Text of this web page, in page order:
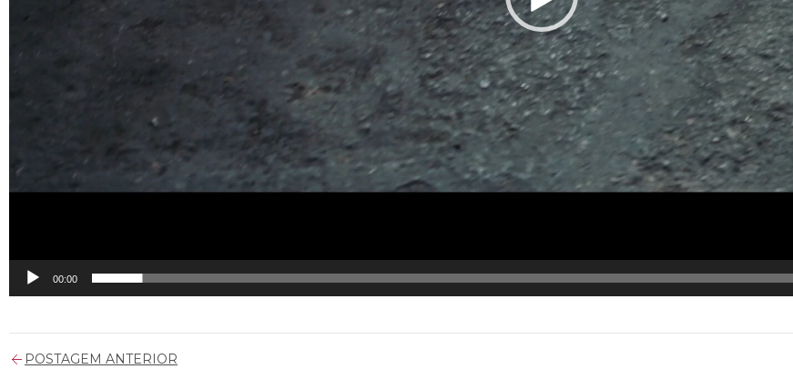
00:00
POSTAGEM ANTERIOR